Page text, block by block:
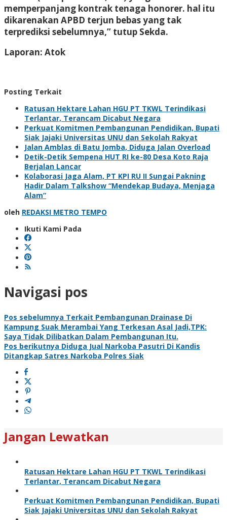
memperpanjang kontrak tenaga honorer. hal itu
dikarenakan APBD terjun bebas yang tak
terprediksi sebelumnya,” tutup Sekda.
Laporan: Atok
Posting Terkait
Ratusan Hektare Lahan HGU PT TKWL Terindikasi
Terlantar, Terancam Dicabut Negara
Perkuat Komitmen Pembangunan Pendidikan, Bupati
Siak Jajaki Universitas UNU dan Sekolah Rakyat
Jalan Amblas di Batu Jomba, Diduga Jalan Overload
Detik-Detik Sempena HUT RI ke-80 Desa Koto Raja
Berjalan Lancar
Kolaborasi Jaga Alam, PT KPI RU II Sungai Pakning
Hadir Dalam Talkshow “Mendekap Budaya, Menjaga
Alam”
oleh REDAKSI METRO TEMPO
Ikuti Kami Pada
Navigasi pos
Pos sebelumnya Terkait Pembangunan Drainase Di
Kampung Suak Merambai Yang Terkesan Asal Jadi,TPK:
Saya Tidak Dilibatkan Dalam Pembangunan Itu.
Pos berikutnya Diduga Jual Narkoba Pasutri Di Kandis
Ditangkap Satres Narkoba Polres Siak
Jangan Lewatkan
Ratusan Hektare Lahan HGU PT TKWL Terindikasi
Terlantar, Terancam Dicabut Negara
Perkuat Komitmen Pembangunan Pendidikan, Bupati
Siak Jajaki Universitas UNU dan Sekolah Rakyat